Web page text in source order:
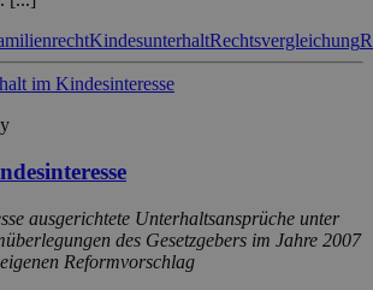
KindesunterhaltRechtsvergleichung
ausgerichtete Unterhaltsansprüche unter
des Gesetzgebers im Jahre 2007
Reformvorschlag